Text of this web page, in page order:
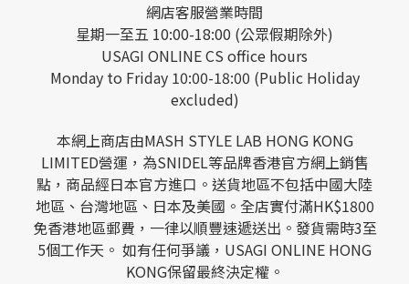
網店客服營業時間
星期一至五 10:00-18:00 (公眾假期除外)
USAGI ONLINE CS office hours
Monday to Friday 10:00-18:00 (Public Holiday
excluded)
本網上商店由MASH STYLE LAB HONG KONG
LIMITED營運，為SNIDEL等品牌香港官方網上銷售
點，商品經日本官方進口。送貨地區不包括中國大陸
地區、台灣地區、日本及美國。全店實付滿HK$1800
免香港地區郵費，一律以順豐速遞送出。發貨需時3至
5個工作天。 如有任何爭議，USAGI ONLINE HONG
KONG保留最終決定權。